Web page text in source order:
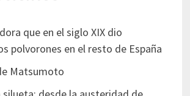
que en el siglo XIX dio
polvorones en el resto de España
Matsumoto